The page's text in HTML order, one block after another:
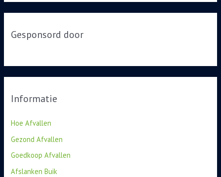
n
r
Gesponsord door
Informatie
Hoe Afvallen
Gezond Afvallen
Goedkoop Afvallen
Afslanken Buik
o
i
n